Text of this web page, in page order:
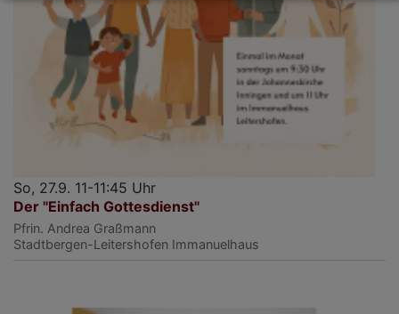
So, 27.9. 11-11:45 Uhr
Der "Einfach Gottesdienst"
Pfrin. Andrea Graßmann
Stadtbergen-Leitershofen Immanuelhaus